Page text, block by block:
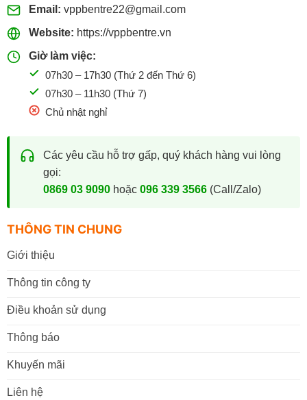
Email: vppbentre22@gmail.com
Website: https://vppbentre.vn
Giờ làm việc:
07h30 – 17h30 (Thứ 2 đến Thứ 6)
07h30 – 11h30 (Thứ 7)
Chủ nhật nghỉ
Các yêu cầu hỗ trợ gấp, quý khách hàng vui lòng
gọi:
0869 03 9090hoặc 096 339 3566(Call/Zalo)
THÔNG TIN CHUNG
Giới thiệu
Thông tin công ty
Điều khoản sử dụng
Thông báo
Khuyến mãi
Liên hệ